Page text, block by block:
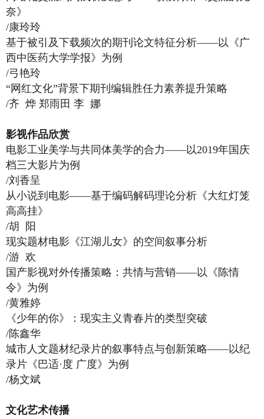
奈》
/康玲玲
基于被引及下载频次的期刊论文特征分析——以《广
西中医药大学学报》为例
/弓艳玲
“网红文化”背景下期刊编辑胜任力素养提升策略
/齐 烨 郑雨田 李 娜
影视作品欣赏
电影工业美学与共同体美学的合力——以2019年国庆
档三大影片为例
/刘香呈
从小说到电影——基于编码解码理论分析《大红灯笼
高高挂》
/胡 阳
现实题材电影《江湖儿女》的空间叙事分析
/游 欢
国产影视对外传播策略：共情与营销——以《陈情
令》为例
/黄雅婷
《少年的你》：现实主义青春片的类型突破
/陈鑫华
城市人文题材纪录片的叙事特点与创新策略——以纪
录片《巴适·度 广度》为例
/杨文斌
文化艺术传播